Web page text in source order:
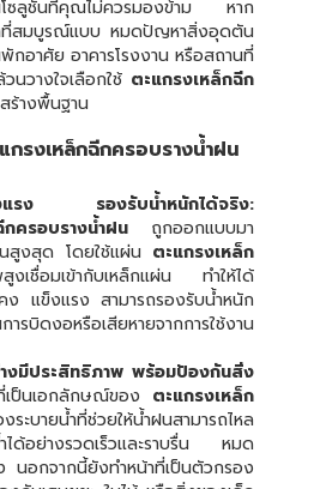
ซลูชันที่คุณไม่ควรมองข้าม หาก
ำที่สมบูรณ์แบบ หมดปัญหาสิ่งอุดตัน
พักอาศัย อาคารโรงงาน หรือสถานที่
วางใจเลือกใช้ ตะแกรงเหล็กฉีก
ร้างพื้นฐาน
รงเหล็กฉีกครอบรางน้ำฝน
งแรง รองรับน้ำหนักได้จริง:
ครอบรางน้ำฝน ถูกออกแบบมา
สูงสุด โดยใช้แผ่น ตะแกรงเหล็ก
ชื่อมเข้ากับเหล็กแผ่น ทำให้ได้
ง แข็งแรง สามารถรองรับน้ำหนัก
รบิดงอหรือเสียหายจากการใช้งาน
างมีประสิทธิภาพ พร้อมป้องกันสิ่ง
เป็นเอกลักษณ์ของ ตะแกรงเหล็ก
ระบายน้ำที่ช่วยให้น้ำฝนสามารถไหล
ได้อย่างรวดเร็วและราบรื่น หมด
นอกจากนี้ยังทำหน้าที่เป็นตัวกรอง